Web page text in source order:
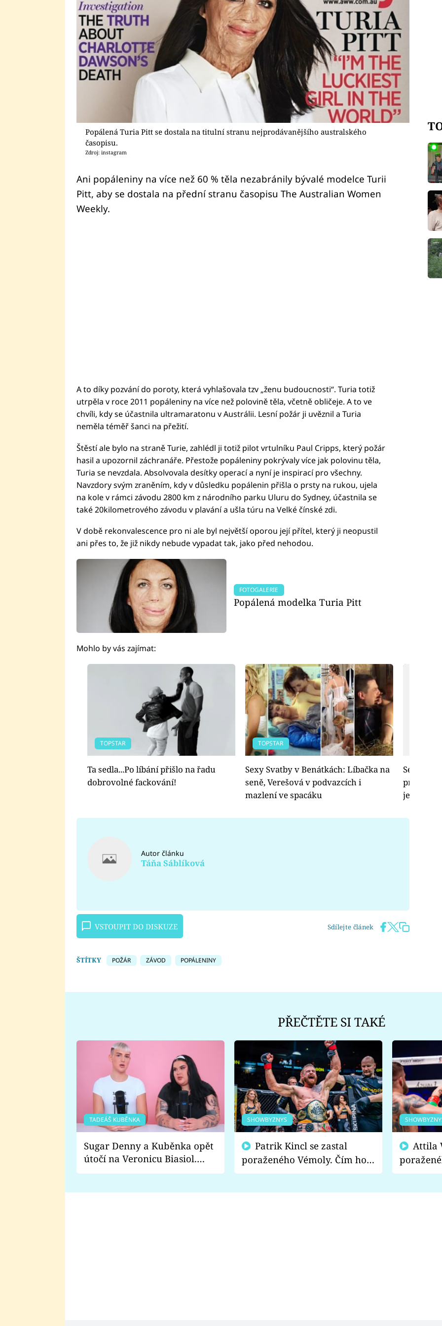
Popálená Turia Pitt se dostala na titulní stranu nejprodávanějšího australského
časopisu.
Zdroj: instagram
Ani popáleniny na více než 60 % těla nezabránily bývalé modelce Turii
Pitt, aby se dostala na přední stranu časopisu The Australian Women
Weekly.
A to díky pozvání do poroty, která vyhlašovala tzv „ženu budoucnosti“. Turia totiž
utrpěla v roce 2011 popáleniny na více než polovině těla, včetně obličeje. A to ve
chvíli, kdy se účastnila ultramaratonu v Austrálii. Lesní požár ji uvěznil a Turia
neměla téměř šanci na přežití.
Štěstí ale bylo na straně Turie, zahlédl ji totiž pilot vrtulníku Paul Cripps, který požár
hasil a upozornil záchranáře. Přestože popáleniny pokrývaly více jak polovinu těla,
Turia se nevzdala. Absolvovala desítky operací a nyní je inspirací pro všechny.
Navzdory svým zraněním, kdy v důsledku popálenin přišla o prsty na rukou, ujela
na kole v rámci závodu 2800 km z národního parku Uluru do Sydney, účastnila se
také 20kilometrového závodu v plavání a ušla túru na Velké čínské zdi.
V době rekonvalescence pro ni ale byl největší oporou její přítel, který ji neopustil
ani přes to, že již nikdy nebude vypadat tak, jako před nehodou.
FOTOGALERIE
Popálená modelka Turia Pitt
Mohlo by vás zajímat:
TOPSTAR
Ta sedla...Po líbání přišlo na řadu
dobrovolné fackování!
TOPSTAR
Sexy Svatby v Benátkách: Líbačka na
seně, Verešová v podvazcích i
mazlení ve spacáku
Sexy
prdelky,
jen
Autor článku
Táňa Sáblíková
VSTOUPIT DO DISKUZE Sdílejte článek
ŠTÍTKY POŽÁR ZÁVOD POPÁLENINY
PŘEČTĚTE SI TAKÉ
TADEÁŠ KUBĚNKA
Sugar Denny a Kuběnka opět
útočí na Veronicu Biasiol.
Proč je podle nich falešná a
SHOWBYZNYS
poraženého Vémoly. Čím ho
fanoušci naštvali?
chce